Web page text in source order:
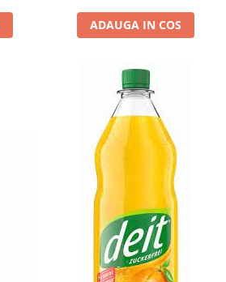
ADAUGA IN COS